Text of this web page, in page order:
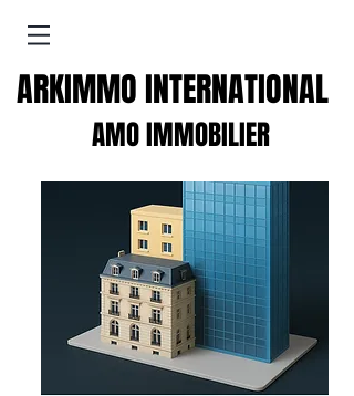
ARKIMMO INTERNATIONAL
AMO IMMOBILIER